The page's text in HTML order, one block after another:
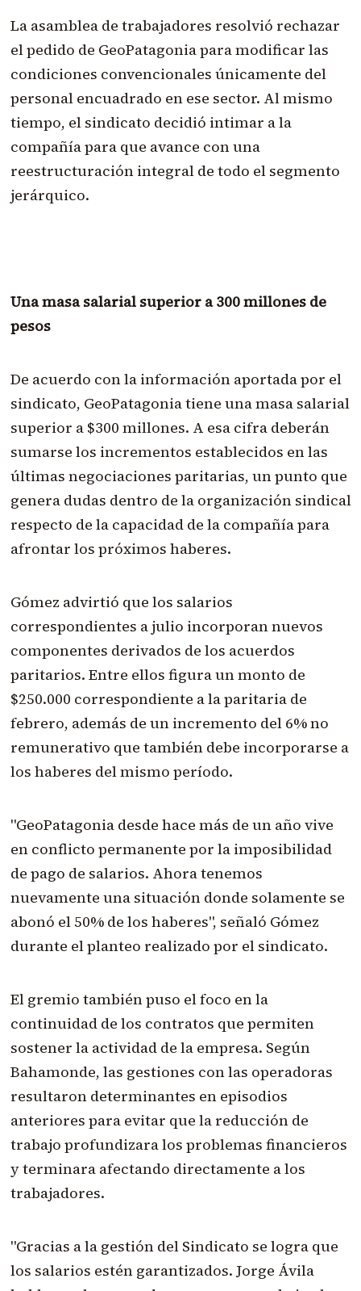
La asamblea de trabajadores resolvió rechazar
el pedido de GeoPatagonia para modificar las
condiciones convencionales únicamente del
personal encuadrado en ese sector. Al mismo
tiempo, el sindicato decidió intimar a la
compañía para que avance con una
reestructuración integral de todo el segmento
jerárquico.
Una masa salarial superior a 300 millones de
pesos
De acuerdo con la información aportada por el
sindicato, GeoPatagonia tiene una masa salarial
superior a $300 millones. A esa cifra deberán
sumarse los incrementos establecidos en las
últimas negociaciones paritarias, un punto que
genera dudas dentro de la organización sindical
respecto de la capacidad de la compañía para
afrontar los próximos haberes.
Gómez advirtió que los salarios
correspondientes a julio incorporan nuevos
componentes derivados de los acuerdos
paritarios. Entre ellos figura un monto de
$250.000 correspondiente a la paritaria de
febrero, además de un incremento del 6% no
remunerativo que también debe incorporarse a
los haberes del mismo período.
"GeoPatagonia desde hace más de un año vive
en conflicto permanente por la imposibilidad
de pago de salarios. Ahora tenemos
nuevamente una situación donde solamente se
abonó el 50% de los haberes", señaló Gómez
durante el planteo realizado por el sindicato.
El gremio también puso el foco en la
continuidad de los contratos que permiten
sostener la actividad de la empresa. Según
Bahamonde, las gestiones con las operadoras
resultaron determinantes en episodios
anteriores para evitar que la reducción de
trabajo profundizara los problemas financieros
y terminara afectando directamente a los
trabajadores.
"Gracias a la gestión del Sindicato se logra que
los salarios estén garantizados. Jorge Ávila